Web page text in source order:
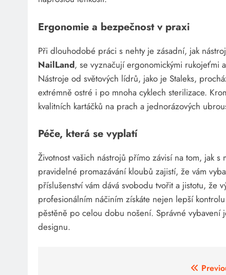
Ergonomie a bezpečnost v praxi
Při dlouhodobé práci s nehty je zásadní, jak
NailLand, se vyznačují ergonomickými rukojeťmi
Nástroje od světových lídrů, jako je Staleks,
extrémně ostré i po mnoha cyklech sterilizace.
kvalitních kartáčků na prach a jednorázových
Péče, která se vyplatí
Životnost vašich nástrojů přímo závisí na tom, jak
pravidelné promazávání kloubů zajistí, že vám
příslušenství vám dává svobodu tvořit a jistotu, že
profesionálním náčiním získáte nejen lepší
pěstěně po celou dobu nošení. Správné
designu.